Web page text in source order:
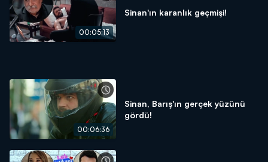
00:05:13
Sinan'ın karanlık geçmişi!
00:06:36
Sinan, Barış'ın gerçek yüzünü
gördü!